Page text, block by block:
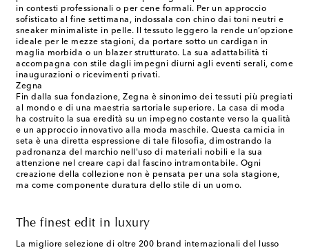
in contesti professionali o per cene formali. Per un approccio
sofisticato al fine settimana, indossala con chino dai toni neutri e
sneaker minimaliste in pelle. Il tessuto leggero la rende un’opzione
ideale per le mezze stagioni, da portare sotto un cardigan in
maglia morbida o un blazer strutturato. La sua adattabilità ti
accompagna con stile dagli impegni diurni agli eventi serali, come
inaugurazioni o ricevimenti privati.
Zegna
Fin dalla sua fondazione, Zegna è sinonimo dei tessuti più pregiati
al mondo e di una maestria sartoriale superiore. La casa di moda
ha costruito la sua eredità su un impegno costante verso la qualità
e un approccio innovativo alla moda maschile. Questa camicia in
seta è una diretta espressione di tale filosofia, dimostrando la
padronanza del marchio nell'uso di materiali nobili e la sua
attenzione nel creare capi dal fascino intramontabile. Ogni
creazione della collezione non è pensata per una sola stagione,
ma come componente duratura dello stile di un uomo.
The finest edit in luxury
La migliore selezione di oltre 200 brand internazionali del lusso